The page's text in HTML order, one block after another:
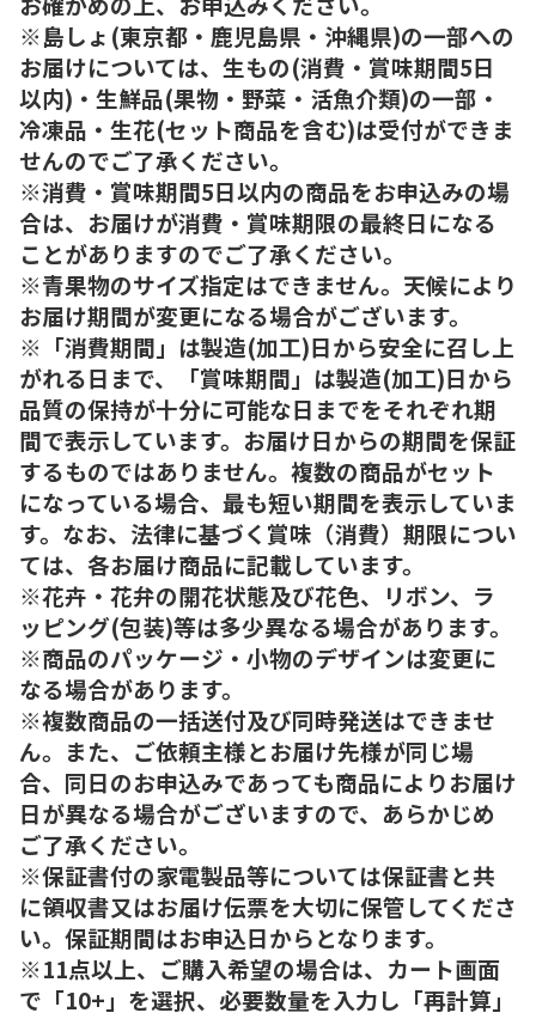
※島しょ(東京都・鹿児島県・沖縄県)の一部への
お届けについては、生もの(消費・賞味期間5日
以内)・生鮮品(果物・野菜・活魚介類)の一部・
冷凍品・生花(セット商品を含む)は受付ができま
せんのでご了承ください。
※消費・賞味期間5日以内の商品をお申込みの場
合は、お届けが消費・賞味期限の最終日になる
ことがありますのでご了承ください。
※青果物のサイズ指定はできません。天候により
お届け期間が変更になる場合がございます。
※「消費期間」は製造(加工)日から安全に召し上
がれる日まで、「賞味期間」は製造(加工)日から
品質の保持が十分に可能な日までをそれぞれ期
間で表示しています。お届け日からの期間を保証
するものではありません。複数の商品がセット
になっている場合、最も短い期間を表示していま
す。なお、法律に基づく賞味（消費）期限につい
ては、各お届け商品に記載しています。
※花卉・花弁の開花状態及び花色、リボン、ラ
ッピング(包装)等は多少異なる場合があります。
※商品のパッケージ・小物のデザインは変更に
なる場合があります。
※複数商品の一括送付及び同時発送はできませ
ん。また、ご依頼主様とお届け先様が同じ場
合、同日のお申込みであっても商品によりお届け
日が異なる場合がございますので、あらかじめ
ご了承ください。
※保証書付の家電製品等については保証書と共
に領収書又はお届け伝票を大切に保管してくださ
い。保証期間はお申込日からとなります。
※11点以上、ご購入希望の場合は、カート画面
で「10+」を選択、必要数量を入力し「再計算」